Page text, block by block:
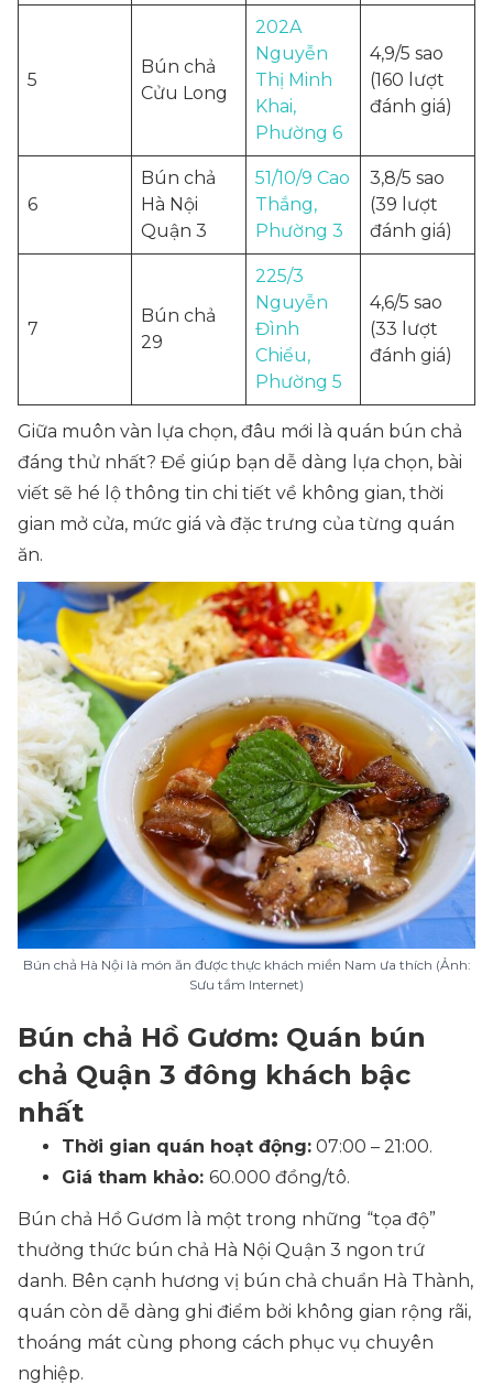
5
Bún chả
Cửu Long
202A
Nguyễn
Thị Minh
Khai,
Phường 6
4,9/5 sao
(160 lượt
đánh giá)
6
Bún chả
Hà Nội
Quận 3
51/10/9 Cao
Thắng,
Phường 3
3,8/5 sao
(39 lượt
đánh giá)
7
Bún chả
29
225/3
Nguyễn
Đình
Chiểu,
Phường 5
4,6/5 sao
(33 lượt
đánh giá)
Giữa muôn vàn lựa chọn, đâu mới là quán bún chả
đáng thử nhất? Để giúp bạn dễ dàng lựa chọn, bài
viết sẽ hé lộ thông tin chi tiết về không gian, thời
gian mở cửa, mức giá và đặc trưng của từng quán
ăn.
Bún chả Hà Nội là món ăn được thực khách miền Nam ưa thích (Ảnh:
Sưu tầm Internet)
Bún chả Hồ Gươm: Quán bún
chả Quận 3 đông khách bậc
nhất
Thời gian quán hoạt động: 07:00 – 21:00.
Giá tham khảo: 60.000 đồng/tô.
Bún chả Hồ Gươm là một trong những “tọa độ”
thưởng thức bún chả Hà Nội Quận 3 ngon trứ
danh. Bên cạnh hương vị bún chả chuẩn Hà Thành,
quán còn dễ dàng ghi điểm bởi không gian rộng rãi,
thoáng mát cùng phong cách phục vụ chuyên
nghiệp.